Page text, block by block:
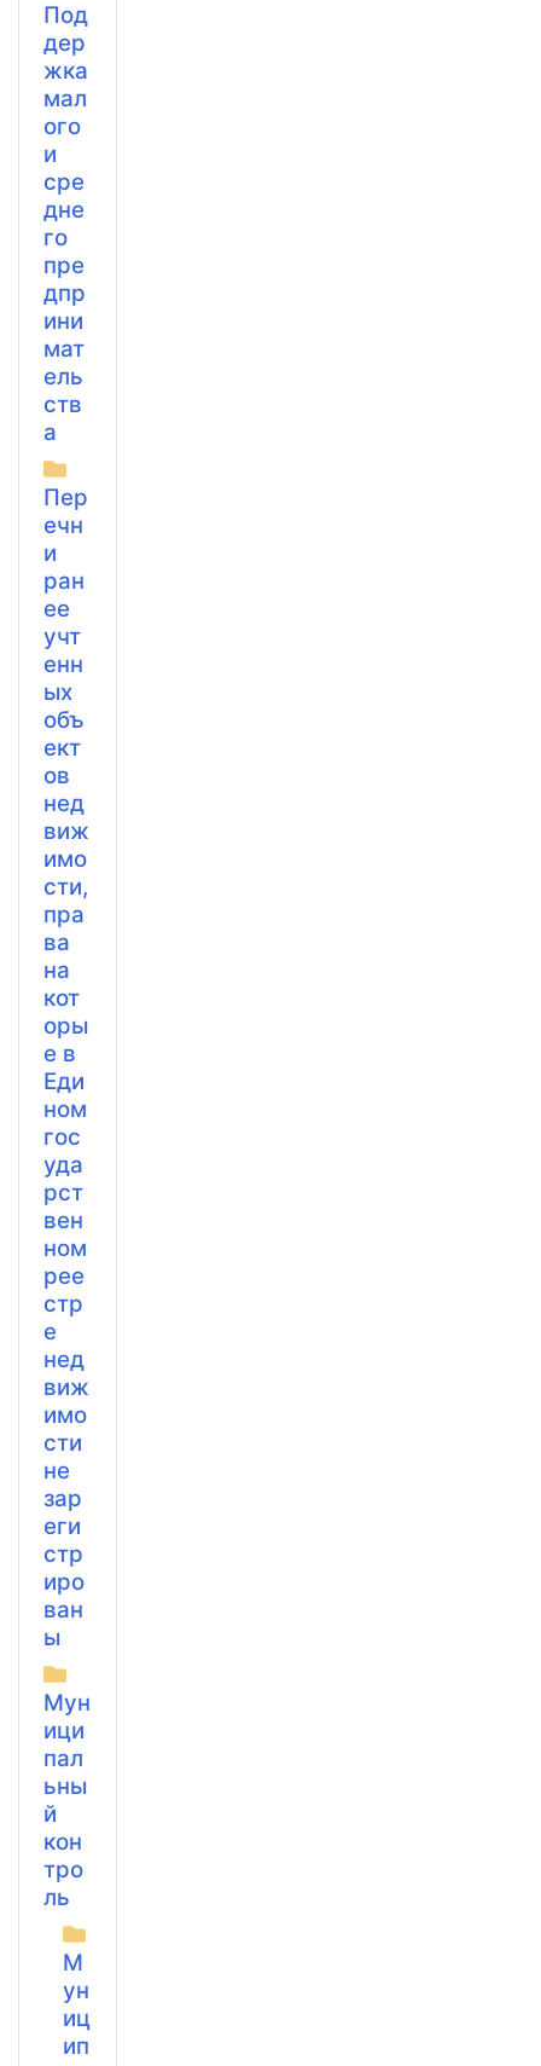
Под
дер
жка
мал
ого
и
сре
дне
го
пре
дпр
ини
мат
ель
ств
а
Пер
ечн
и
ран
ее
учт
енн
ых
объ
ект
ов
нед
виж
имо
сти,
пра
ва
на
кот
оры
е в
Еди
ном
гос
уда
рст
вен
ном
рее
стр
е
нед
виж
имо
сти
не
зар
еги
стр
иро
ван
ы
Мун
ици
пал
ьны
й
кон
тро
ль
М
ун
иц
ип